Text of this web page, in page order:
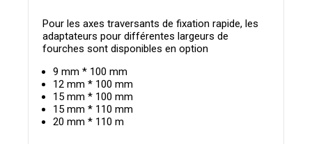
Pour les axes traversants de fixation rapide, les
adaptateurs pour différentes largeurs de
fourches sont disponibles en option
9 mm * 100 mm
12 mm * 100 mm
15 mm * 100 mm
15 mm * 110 mm
20 mm * 110 m